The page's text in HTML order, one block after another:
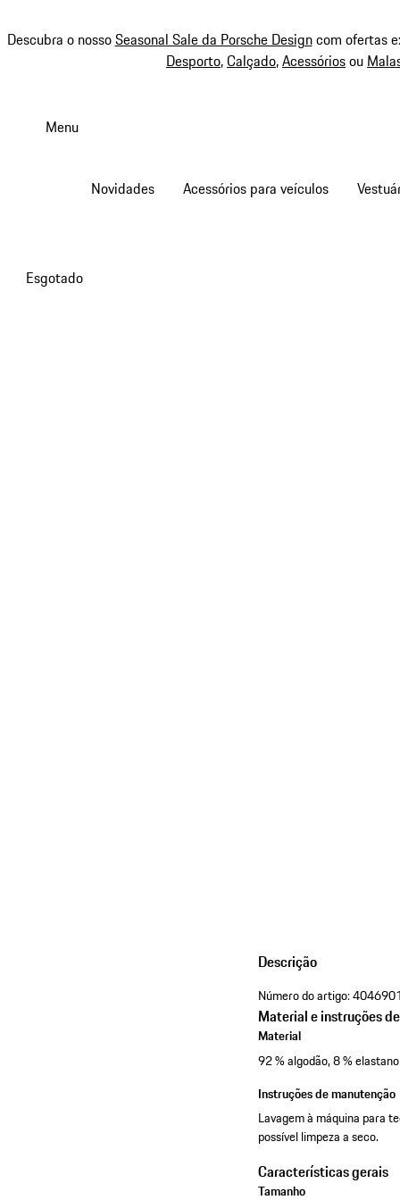
Descubra o nossoSeasonal Sale da Porsche Designcom ofertas
Desporto,Calçado,Acessóriosou
conteúdoMenu
Novidades Acessórios para veículos
Esgotado
Descrição
Número do artigo:
Material e instruções
Material
92 % algodão, 8 % elastano
Instruções de manutenção
Lavagem à máquina para
possível limpeza a seco.
Características gerais
Tamanho